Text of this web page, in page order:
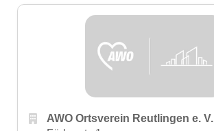
AWO Ortsverein Reutlingen e. V.